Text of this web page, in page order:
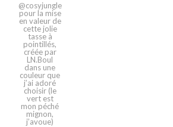
@cosyjungle
pour la mise
en valeur de
cette jolie
tasse à
pointillés,
créée par
LN.Boul
dans une
couleur que
j’ai adoré
choisir (le
vert est
mon péché
mignon,
j’avoue)